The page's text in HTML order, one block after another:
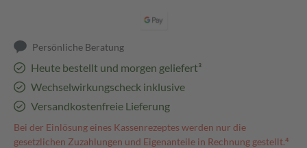
Persönliche Beratung
Heute bestellt und morgen geliefert³
Wechselwirkungscheck inklusive
Versandkostenfreie Lieferung
Bei der Einlösung eines Kassenrezeptes werden nur die
gesetzlichen Zuzahlungen und Eigenanteile in Rechnung gestellt.⁴